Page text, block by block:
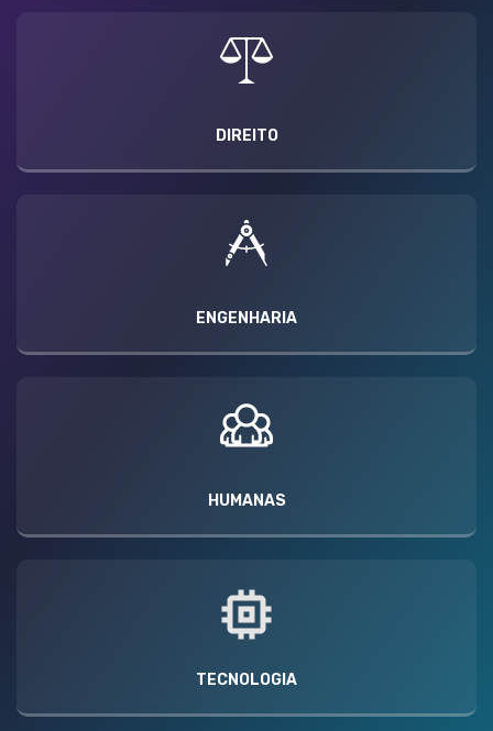
DIREITO
ENGENHARIA
HUMANAS
TECNOLOGIA